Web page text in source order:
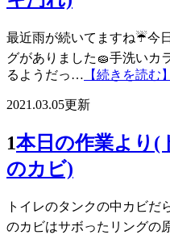
最近雨が続いてますね☔️今
グがありました🧽手洗いカ
るようだっ… 【続きを読む】
2021.03.05更新
1本日の作業より(
のカビ)
トイレのタンクの中カビだ
のカビはサボったリングの